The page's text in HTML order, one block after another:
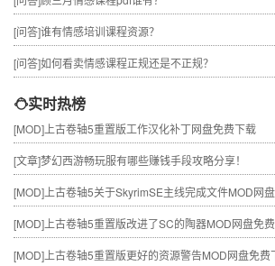
[问答]谁有情感培训课程资源？
[问答]如何看卖情感课程正规还是不正规？
实时热榜
[MOD] 上古卷轴5重置版工作汉化补丁网盘免费下载
[文章]梦幻西游畅玩服有哪些赚钱手段攻略分享！
[MOD] 上古卷轴5关于SkyrimSE主线完成文件MOD网
[MOD] 上古卷轴5重置版改进了SC的陶器MOD网盘免
[MOD] 上古卷轴5重置版更好的资源警告MOD网盘免费